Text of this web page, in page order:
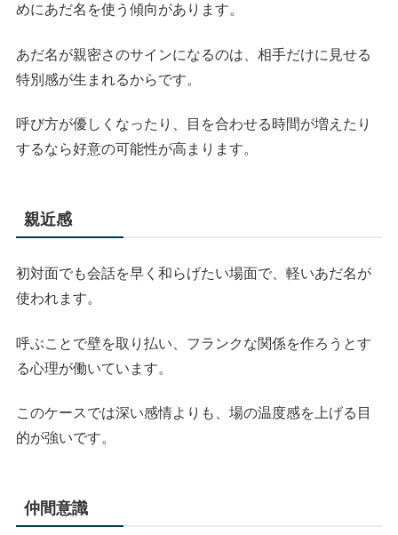
めにあだ名を使う傾向があります。
あだ名が親密さのサインになるのは、相手だけに見せる
特別感が生まれるからです。
呼び方が優しくなったり、目を合わせる時間が増えたり
するなら好意の可能性が高まります。
親近感
初対面でも会話を早く和らげたい場面で、軽いあだ名が
使われます。
呼ぶことで壁を取り払い、フランクな関係を作ろうとす
る心理が働いています。
このケースでは深い感情よりも、場の温度感を上げる目
的が強いです。
仲間意識